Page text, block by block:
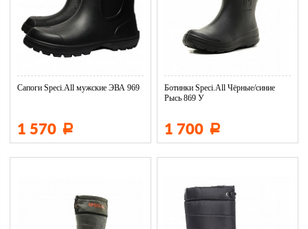
Сапоги Speci.All мужские ЭВА 969
1 570 Р
Ботинки Speci.All Чёрные/синие
Рысь 869 У
1 700 Р